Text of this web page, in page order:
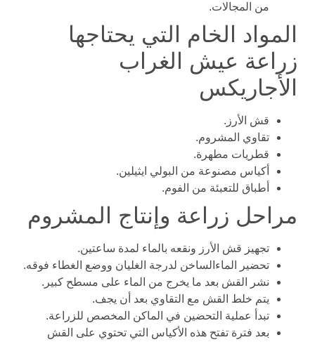
من المجالات.
المواد الخام التي يحتاجها
زراعة عيش الغراب
الأجاريكس
قش الأرز.
تقاوي المشروم.
قطريات مطهرة.
أكياس مصنوعة من البولي ايثيلين.
أطباق للتعبئة من الفوم.
مراحل زراعة وإنتاج المشروم
تجهيز قش الأرز ونقعه بالماء لمدة ساعتين.
تحضير الماءالساخن لدرجة الغليان ووضع الغطاء فوقه.
نشر القش بعد ما يخرج من الماء على مسطح كبير.
يتم خلط القش مع التقاوي بعد أن يجف.
تبدأ عملية التحضين في الماكن المخصص للزراعة.
بعد فترة تفتح هذه الأكياس التي تحتوي على القش